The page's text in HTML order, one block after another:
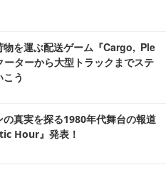
物を運ぶ配送ゲーム『Cargo, Ple
ターから大型トラックまでステ
こう
真実を探る1980年代舞台の報道
Hour』発表！